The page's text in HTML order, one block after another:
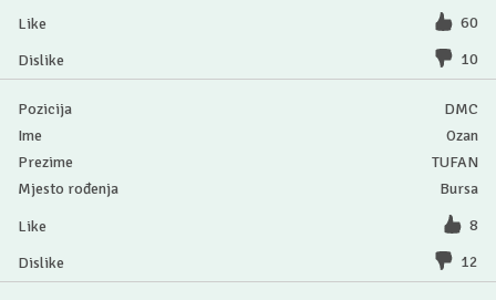
60
10
DMC
Ozan
TUFAN
Bursa
8
12